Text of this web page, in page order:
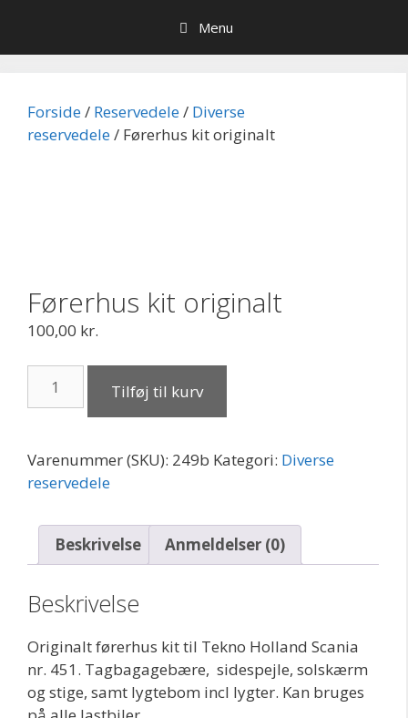
indhold
Menu
Forside/ Reservedele/ Diverse
reservedele/ Førerhus kit originalt
Førerhus kit originalt
100,00 kr.
originalt
Tilføj til kurv
Varenummer (SKU): 249b Kategori: Diverse
reservedele
Beskrivelse Anmeldelser (0)
Beskrivelse
Originalt førerhus kit til Tekno Holland Scania
nr. 451. Tagbagagebære, sidespejle, solskærm
og stige, samt lygtebom incl lygter. Kan bruges